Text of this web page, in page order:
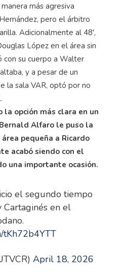
más agresiva
pero el árbitro
Adicionalmente al 48',
López en el área sin
con su cuerpo a Walter
y a pesar de un
la sala VAR, optó por no
opción más clara en un
Alfaro le puso la
pequeña a Ricardo
acabó siendo con el
una importante ocasión.
el segundo tiempo
Cartaginés en el
tKh72b4YTT
April 18, 2026